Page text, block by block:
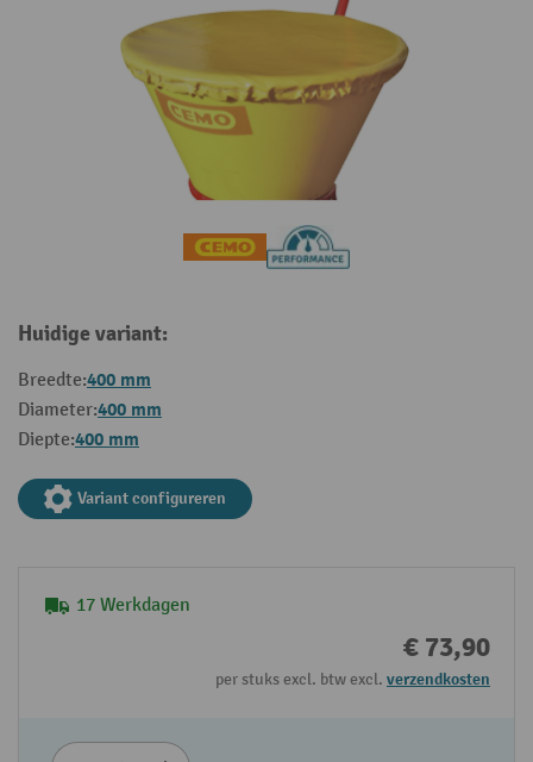
Huidige variant:
Breedte:400 mm
Diameter:400 mm
Diepte:400 mm
Variant configureren
17 Werkdagen
€ 73,90
per stuks excl. btw excl. verzendkosten